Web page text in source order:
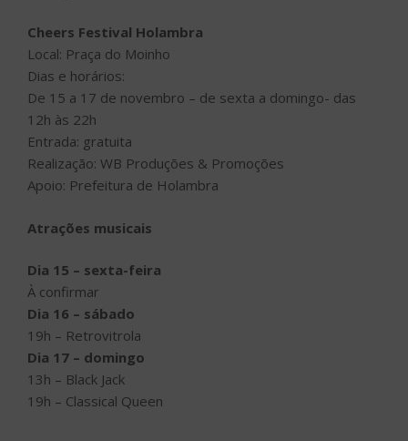
Cheers Festival Holambra
Local: Praça do Moinho
Dias e horários:
De 15 a 17 de novembro – de sexta a domingo- das
12h às 22h
Entrada: gratuita
Realização: WB Produções & Promoções
Apoio: Prefeitura de Holambra
Atrações musicais
Dia 15 – sexta-feira
À confirmar
Dia 16 – sábado
19h – Retrovitrola
Dia 17 – domingo
13h – Black Jack
19h – Classical Queen